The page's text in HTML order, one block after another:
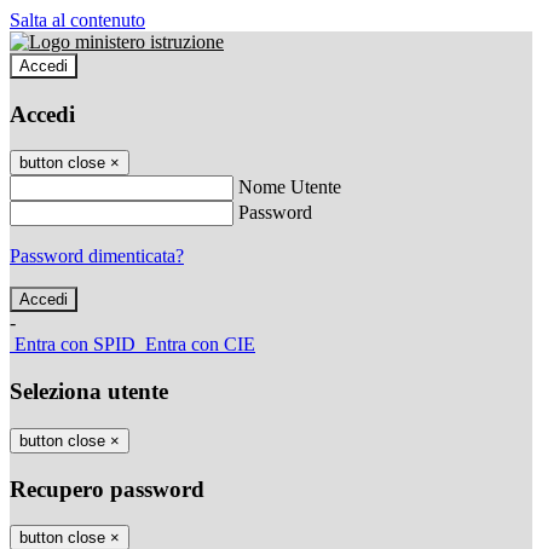
Salta al contenuto
Accedi
Accedi
button close ×
Nome Utente
Password
Password dimenticata?
-
Entra con SPID Entra con CIE
Seleziona utente
button close ×
Recupero password
button close ×